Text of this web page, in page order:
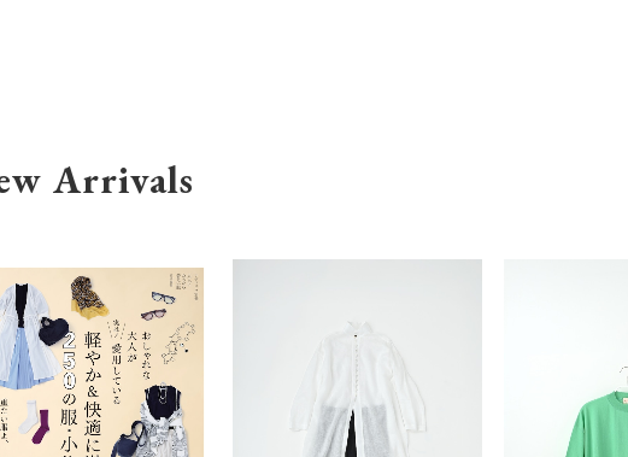
Arrivals